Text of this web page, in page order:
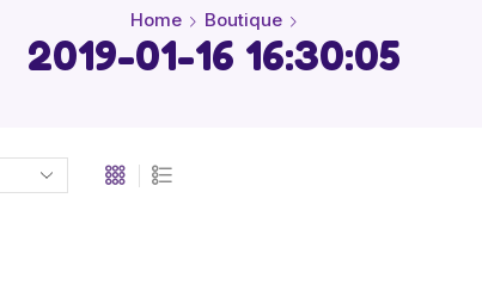
Home Boutique
2019-01-16 16:30:05